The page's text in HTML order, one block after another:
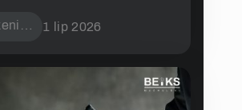
i
1 lip 2026